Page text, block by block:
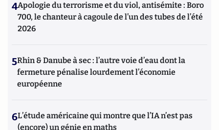
4Apologie du terrorisme et du viol, antisémite : Boro
700, le chanteur à cagoule de l’un des tubes de l’été
2026
5Rhin & Danube à sec : l’autre voie d’eau dont la
fermeture pénalise lourdement l’économie
européenne
6L’étude américaine qui montre que l’IA n’est pas
(encore) un génie en maths